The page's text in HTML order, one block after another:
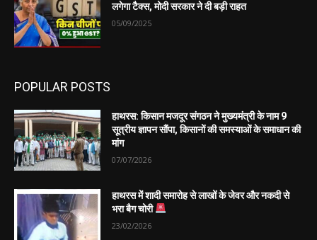
लगेगा टैक्स, मोदी सरकार ने दी बड़ी राहत
05/09/2025
POPULAR POSTS
हाथरस: किसान मजदूर संगठन ने मुख्यमंत्री के नाम 9
सूत्रीय ज्ञापन सौंपा, किसानों की समस्याओं के समाधान की
मांग
07/07/2026
हाथरस में शादी समारोह से लाखों के जेवर और नकदी से
भरा बैग चोरी
23/02/2026